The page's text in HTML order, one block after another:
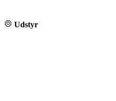
Udstyr